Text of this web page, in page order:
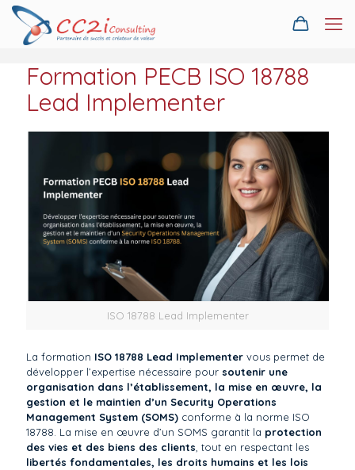
Formation PECB ISO 18788
Lead Implementer
ISO 18788 Lead Implementer
La formation ISO 18788 Lead Implementer vous permet de
développer l’expertise nécessaire pour soutenir une
organisation dans l’établissement, la mise en œuvre, la
gestion et le maintien d’un Security Operations
Management System (SOMS) conforme à la norme ISO
18788. La mise en œuvre d’un SOMS garantit la protection
des vies et des biens des clients , tout en respectant les
libertés fondamentales, les droits humains et les lois